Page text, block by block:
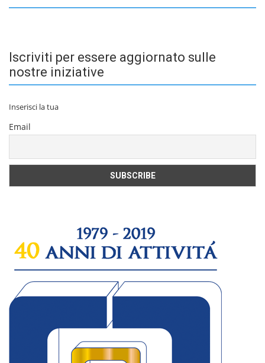
Iscriviti per essere aggiornato sulle
nostre iniziative
Inserisci la tua
Email